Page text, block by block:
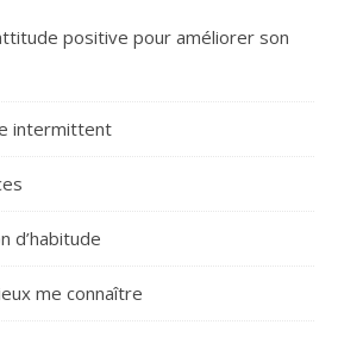
positive pour améliorer son
intermittent
d’habitude
me connaître